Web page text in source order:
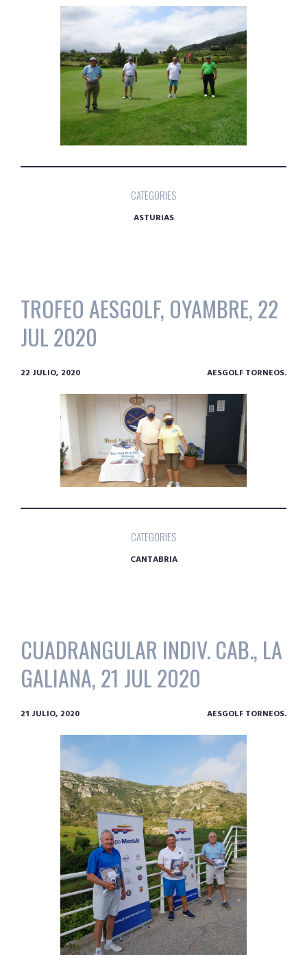
CATEGORIES
ASTURIAS
TROFEO AESGOLF, OYAMBRE, 22
JUL 2020
22 JULIO, 2020 AESGOLF TORNEOS.
CATEGORIES
CANTABRIA
CUADRANGULAR INDIV. CAB., LA
GALIANA, 21 JUL 2020
21 JULIO, 2020 AESGOLF TORNEOS.